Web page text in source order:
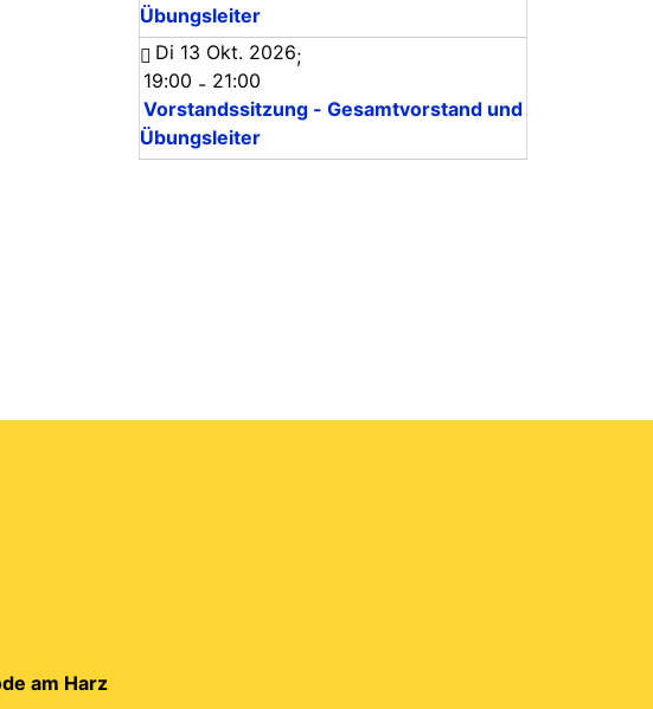
Übungsleiter
Di 13 Okt. 2026;
19:00 - 21:00
Vorstandssitzung - Gesamtvorstand und
Übungsleiter
am Harz